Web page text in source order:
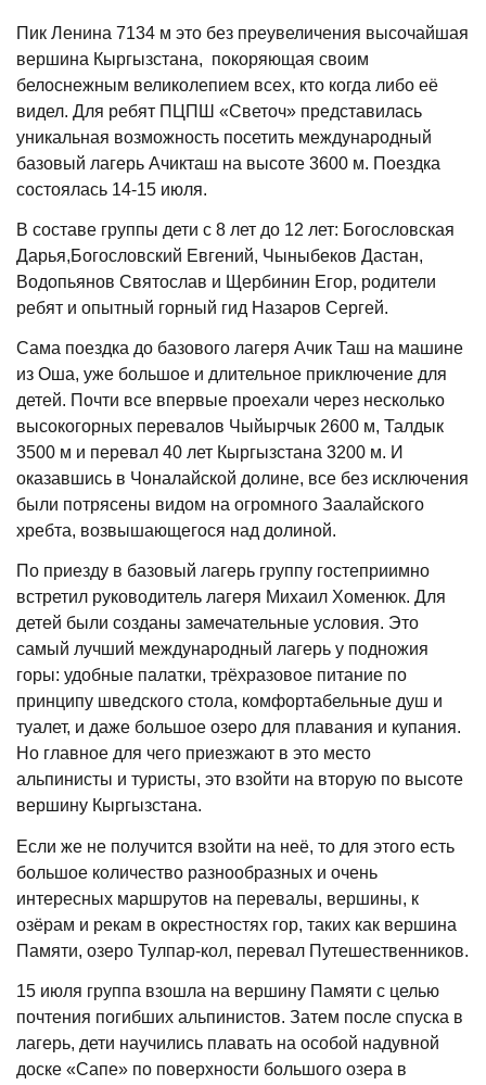
Пик Ленина 7134 м это без преувеличения высочайшая
вершина Кыргызстана, покоряющая своим
белоснежным великолепием всех, кто когда либо её
видел. Для ребят ПЦПШ «Светоч» представилась
уникальная возможность посетить международный
базовый лагерь Ачикташ на высоте 3600 м. Поездка
состоялась 14-15 июля.
В составе группы дети с 8 лет до 12 лет: Богословская
Дарья,Богословский Евгений, Чыныбеков Дастан,
Водопьянов Святослав и Щербинин Егор, родители
ребят и опытный горный гид Назаров Сергей.
Сама поездка до базового лагеря Ачик Таш на машине
из Оша, уже большое и длительное приключение для
детей. Почти все впервые проехали через несколько
высокогорных перевалов Чыйырчык 2600 м, Талдык
3500 м и перевал 40 лет Кыргызстана 3200 м. И
оказавшись в Чоналайской долине, все без исключения
были потрясены видом на огромного Заалайского
хребта, возвышающегося над долиной.
По приезду в базовый лагерь группу гостеприимно
встретил руководитель лагеря Михаил Хоменюк. Для
детей были созданы замечательные условия. Это
самый лучший международный лагерь у подножия
горы: удобные палатки, трёхразовое питание по
принципу шведского стола, комфортабельные душ и
туалет, и даже большое озеро для плавания и купания.
Но главное для чего приезжают в это место
альпинисты и туристы, это взойти на вторую по высоте
вершину Кыргызстана.
Если же не получится взойти на неё, то для этого есть
большое количество разнообразных и очень
интересных маршрутов на перевалы, вершины, к
озёрам и рекам в окрестностях гор, таких как вершина
Памяти, озеро Тулпар-кол, перевал Путешественников.
15 июля группа взошла на вершину Памяти с целью
почтения погибших альпинистов. Затем после спуска в
лагерь, дети научились плавать на особой надувной
доске «Сапе» по поверхности большого озера в